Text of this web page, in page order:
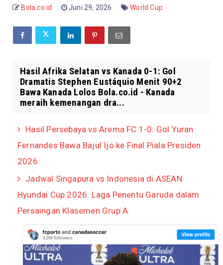
Bola.co.id Juni 29, 2026 World Cup
Hasil Afrika Selatan vs Kanada 0-1: Gol
Dramatis Stephen Eustáquio Menit 90+2
Bawa Kanada Lolos Bola.co.id - Kanada
meraih kemenangan dra...
Hasil Persebaya vs Arema FC 1-0: Gol Yuran
Fernandes Bawa Bajul Ijo ke Final Piala Presiden
2026
Jadwal Singapura vs Indonesia di ASEAN
Hyundai Cup 2026: Laga Penentu Garuda dalam
Persaingan Klasemen Grup A